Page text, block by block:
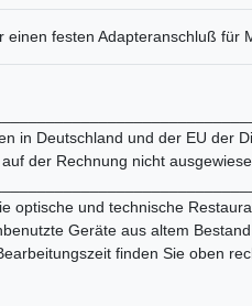
einen festen Adapteranschluß für
in Deutschland und der EU der
der Rechnung nicht
optische und technische
Geräte aus altem
finden Sie oben